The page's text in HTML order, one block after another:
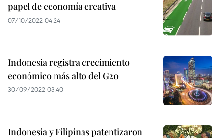
papel de economía creativa
07/10/2022 04:24
Indonesia registra crecimiento
económico más alto del G20
30/09/2022 03:40
Indonesia y Filipinas patentizaron